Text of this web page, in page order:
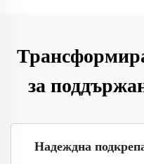
за
Надеждна